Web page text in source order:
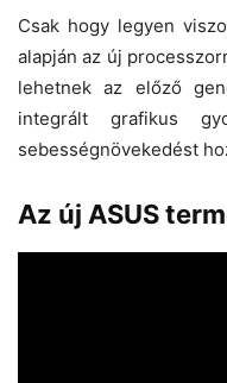
Csak hogy legyen
alapján az új
lehetnek az előző
integrált grafikus
sebességnövekedést
Az új ASUS